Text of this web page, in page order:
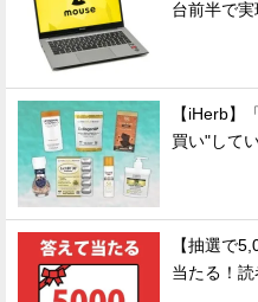
台前半で
【iHerb】
買い"して
【抽選で
当たる！